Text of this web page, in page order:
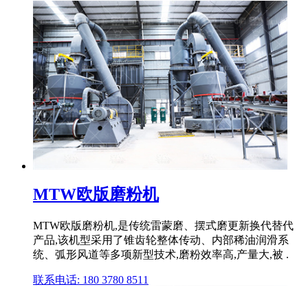
MTW欧版磨粉机
MTW欧版磨粉机,是传统雷蒙磨、摆式磨更新换代替代
产品,该机型采用了锥齿轮整体传动、内部稀油润滑系
统、弧形风道等多项新型技术,磨粉效率高,产量大,被 .
联系电话: 180 3780 8511